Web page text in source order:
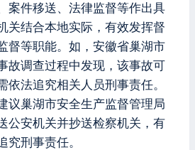
案件移送、法律监督等作出具
关结合本地实际，有效发挥督
督等职能。如，安徽省巢湖市
故调查过程中发现，该事故可
依法追究相关人员刑事责任。
议巢湖市安全生产监督管理局
公安机关并抄送检察机关，有
究刑事责任。